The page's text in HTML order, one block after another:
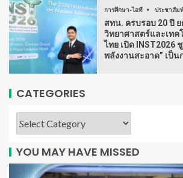
การศึกษา-ไอที ประชาสัม
สทน. ครบรอบ 20 ปี
วิทยาศาสตร์และเทค
ไทย เปิด INST2026
พลังงานสะอาด” เป็
CATEGORIES
YOU MAY HAVE MISSED